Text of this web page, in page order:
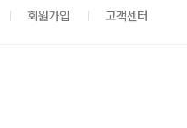
회원가입 고객센터